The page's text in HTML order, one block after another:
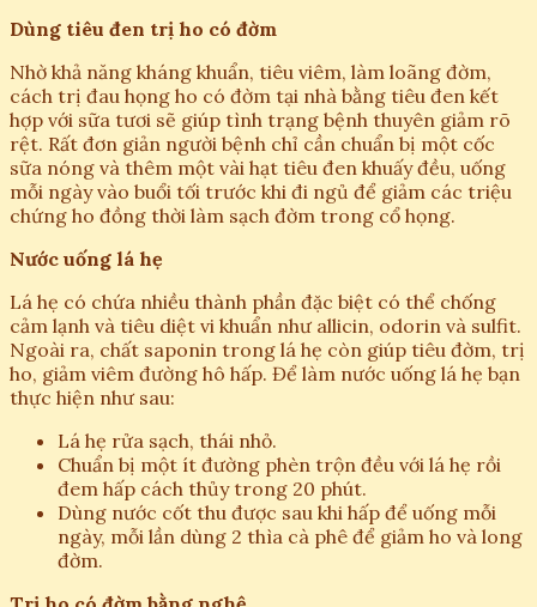
Dùng tiêu đen trị ho có đờm
Nhờ khả năng kháng khuẩn, tiêu viêm, làm loãng đờm,
cách trị đau họng ho có đờm tại nhà bằng tiêu đen kết
hợp với sữa tươi sẽ giúp tình trạng bệnh thuyên giảm rõ
rệt. Rất đơn giản người bệnh chỉ cần chuẩn bị một cốc
sữa nóng và thêm một vài hạt tiêu đen khuấy đều, uống
mỗi ngày vào buổi tối trước khi đi ngủ để giảm các triệu
chứng ho đồng thời làm sạch đờm trong cổ họng.
Nước uống lá hẹ
Lá hẹ có chứa nhiều thành phần đặc biệt có thể chống
cảm lạnh và tiêu diệt vi khuẩn như allicin, odorin và sulfit.
Ngoài ra, chất saponin trong lá hẹ còn giúp tiêu đờm, trị
ho, giảm viêm đường hô hấp. Để làm nước uống lá hẹ bạn
thực hiện như sau:
Lá hẹ rửa sạch, thái nhỏ.
Chuẩn bị một ít đường phèn trộn đều với lá hẹ rồi
đem hấp cách thủy trong 20 phút.
Dùng nước cốt thu được sau khi hấp để uống mỗi
ngày, mỗi lần dùng 2 thìa cà phê để giảm ho và long
đờm.